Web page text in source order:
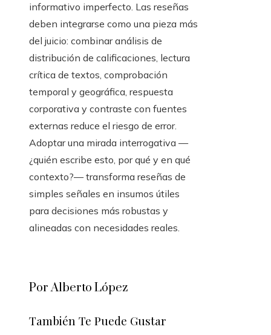
informativo imperfecto. Las reseñas
deben integrarse como una pieza más
del juicio: combinar análisis de
distribución de calificaciones, lectura
crítica de textos, comprobación
temporal y geográfica, respuesta
corporativa y contraste con fuentes
externas reduce el riesgo de error.
Adoptar una mirada interrogativa —
¿quién escribe esto, por qué y en qué
contexto?— transforma reseñas de
simples señales en insumos útiles
para decisiones más robustas y
alineadas con necesidades reales.
Por Alberto López
También Te Puede Gustar